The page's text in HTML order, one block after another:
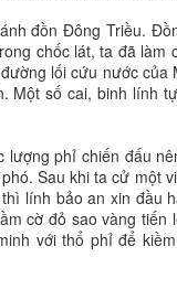
đồn Đông Triều.
chốc lát, ta đã
lối cứu nước
Một số cai, binh lính
phỉ chiến đấu
Sau khi ta cử một
lính bảo an xin đầu
cờ đỏ sao vàng
với thổ phỉ để